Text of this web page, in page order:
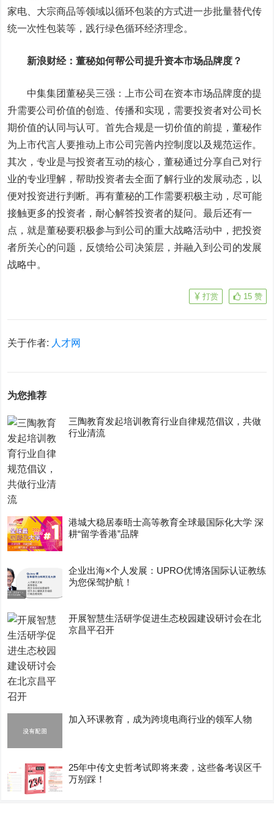
家电、大宗商品等领域以循环包装的方式进一步批量替代传
统一次性包装等，践行绿色循环经济理念。
新浪财经：董秘如何帮公司提升资本市场品牌度？
中集集团董秘吴三强：
上市公司在资本市场品牌度的提
升需要公司价值的创造、传播和实现，需要投资者对公司长
期价值的认同与认可。首先合规是一切价值的前提，董秘作
为上市代言人要推动上市公司完善内控制度以及规范运作。
其次，专业是与投资者互动的核心，董秘通过分享自己对行
业的专业理解，帮助投资者去全面了解行业的发展动态，以
便对投资进行判断。再有董秘的工作需要积极主动，尽可能
接触更多的投资者，耐心解答投资者的疑问。最后还有一
点，就是董秘要积极参与到公司的重大战略活动中，把投资
者所关心的问题，反馈给公司决策层，并融入到公司的发展
战略中。
15 赞
打赏
关于作者: 人才网
为您推荐
三陶教育发起培训教育行业自律规范倡议，共做
行业清流
港城大稳居泰晤士高等教育全球最国际化大学 深
耕“留学香港”品牌
企业出海×个人发展：UPRO优博洛国际认证教练
为您保驾护航！
开展智慧生活研学促进生态校园建设研讨会在北
京昌平召开
加入环课教育，成为跨境电商行业的领军人物
25年中传文史哲考试即将来袭，这些备考误区千
万别踩！